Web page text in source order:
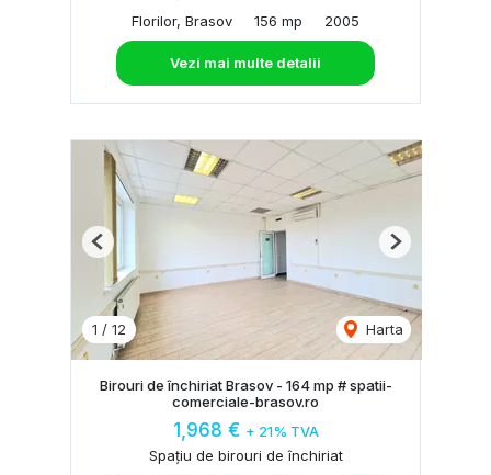
Florilor, Brasov 156 mp 2005
Vezi mai multe detalii
1 / 12 Harta
Previous Next
Birouri de închiriat Brasov - 164 mp # spatii-
comerciale-brasov.ro
1,968 € + 21% TVA
Spațiu de birouri de închiriat